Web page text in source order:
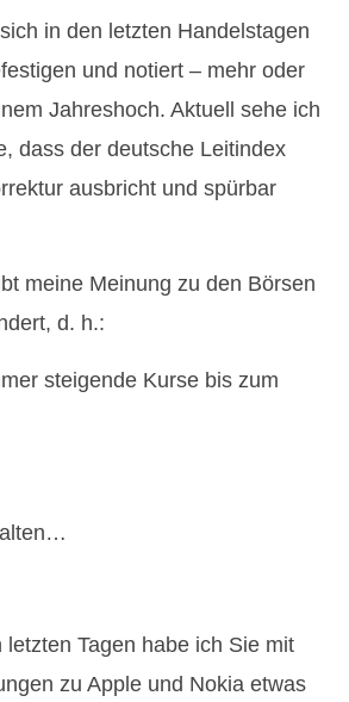
in den letzten Handelstagen
und notiert – mehr oder
Jahreshoch. Aktuell sehe ich
dass der deutsche Leitindex
ausbricht und spürbar
meine Meinung zu den Börsen
d. h.:
steigende Kurse bis zum
letzten Tagen habe ich Sie mit
zu Apple und Nokia etwas